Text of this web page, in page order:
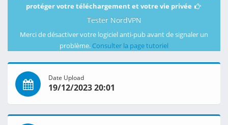
protéger votre téléchargement et votre vie privée
Tester NordVPN
Merci de désactiver votre logiciel anti-pub avant de signaler un
problème. Consulter la page tutoriel
Date Upload
19/12/2023 20:01